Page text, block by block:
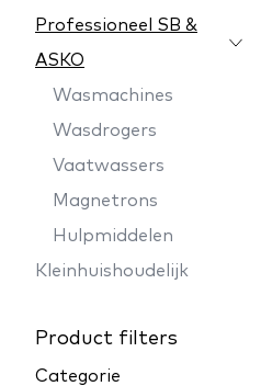
Professioneel SB &
ASKO
Wasmachines
Wasdrogers
Vaatwassers
Magnetrons
Hulpmiddelen
Kleinhuishoudelijk
Product filters
Categorie